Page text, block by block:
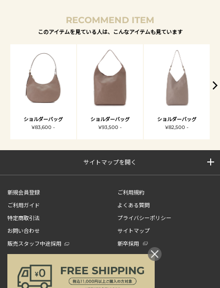
RECOMMEND ITEM
このアイテムを見ている人は、こんなアイテムも見ています
ショルダーバッグ
¥83,600 -
ショルダーバッグ
¥93,500 -
ショルダーバッグ
¥82,500 -
サイトマップを開く
新規会員登録
ご利用規約
ご利用ガイド
よくある質問
特定商取引法
プライバシーポリシー
お問い合わせ
サイトマップ
販売スタッフ中途採用
新卒採用